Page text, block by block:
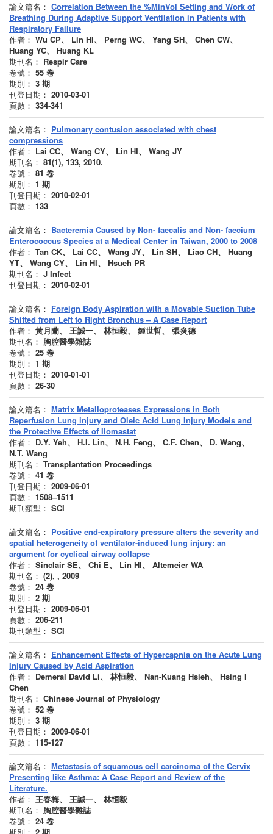
論文篇名： Correlation Between the %MinVol Setting and Work of
Breathing During Adaptive Support Ventilation in Patients with
Respiratory Failure
作者： Wu CP、 Lin HI、 Perng WC、 Yang SH、 Chen CW、
Huang YC、 Huang KL
期刊名： Respir Care
卷號： 55 卷
期別： 3 期
刊登日期： 2010-03-01
頁數： 334-341
論文篇名： Pulmonary contusion associated with chest
compressions
作者： Lai CC、 Wang CY、 Lin HI、 Wang JY
期刊名： 81(1), 133, 2010.
卷號： 81 卷
期別： 1 期
刊登日期： 2010-02-01
頁數： 133
論文篇名： Bacteremia Caused by Non- faecalis and Non- faecium
Enterococcus Species at a Medical Center in Taiwan, 2000 to 2008
作者： Tan CK、 Lai CC、 Wang JY、 Lin SH、 Liao CH、 Huang
YT、 Wang CY、 Lin HI、 Hsueh PR
期刊名： J Infect
刊登日期： 2010-02-01
論文篇名： Foreign Body Aspiration with a Movable Suction Tube
Shifted from Left to Right Bronchus – A Case Report
作者： 黃月蘭、 王誠一、 林恒毅、 鍾世哲、 張炎德
期刊名： 胸腔醫學雜誌
卷號： 25 卷
期別： 1 期
刊登日期： 2010-01-01
頁數： 26-30
論文篇名： Matrix Metalloproteases Expressions in Both
Reperfusion Lung injury and Oleic Acid Lung Injury Models and
the Protective Effects of Ilomastat
作者： D.Y. Yeh、 H.I. Lin、 N.H. Feng、 C.F. Chen、 D. Wang、
N.T. Wang
期刊名： Transplantation Proceedings
卷號： 41 卷
刊登日期： 2009-06-01
頁數： 1508–1511
期刊類型： SCI
論文篇名： Positive end-expiratory pressure alters the severity and
spatial heterogeneity of ventilator-induced lung injury: an
argument for cyclical airway collapse
作者： Sinclair SE、 Chi E、 Lin HI、 Altemeier WA
期刊名： (2), , 2009
卷號： 24 卷
期別： 2 期
刊登日期： 2009-06-01
頁數： 206-211
期刊類型： SCI
論文篇名： Enhancement Effects of Hypercapnia on the Acute Lung
Injury Caused by Acid Aspiration
作者： Demeral David Li、 林恒毅、 Nan-Kuang Hsieh、 Hsing I
Chen
期刊名： Chinese Journal of Physiology
卷號： 52 卷
期別： 3 期
刊登日期： 2009-06-01
頁數： 115-127
論文篇名： Metastasis of squamous cell carcinoma of the Cervix
Presenting like Asthma: A Case Report and Review of the
Literature.
作者： 王春梅、 王誠一、 林恒毅
期刊名： 胸腔醫學雜誌
卷號： 24 卷